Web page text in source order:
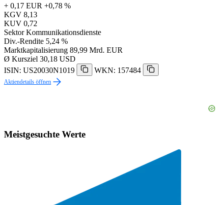
+ 0,17 EUR +0,78 %
KGV 8,13
KUV 0,72
Sektor Kommunikationsdienste
Div.-Rendite 5,24 %
Marktkapitalisierung 89,99 Mrd. EUR
Ø Kursziel 30,18 USD
ISIN: US20030N1019
WKN: 157484
Aktiendetails öffnen
Meistgesuchte Werte